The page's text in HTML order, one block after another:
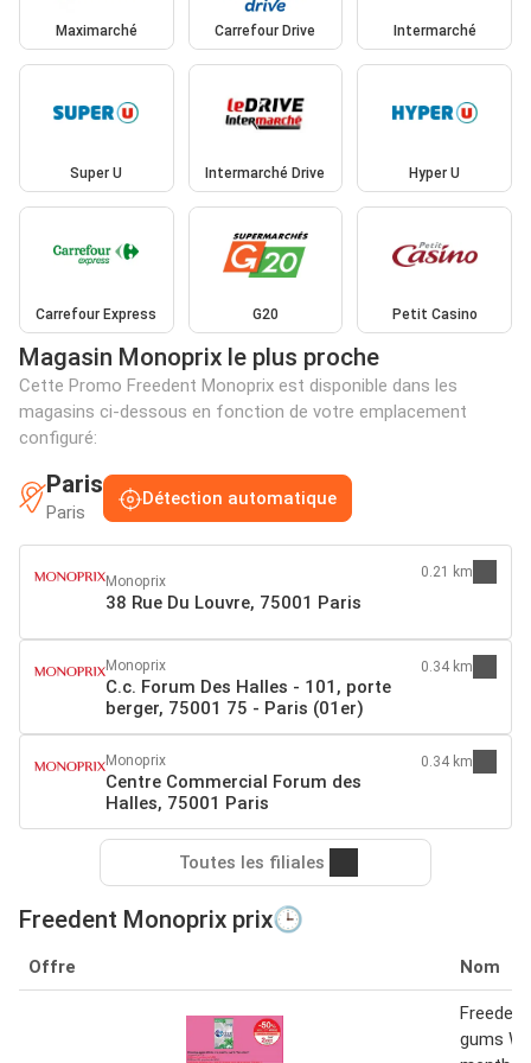
Maximarché Carrefour Drive Intermarché
Super U Intermarché Drive Hyper U
Carrefour Express G20 Petit Casino
Magasin Monoprix le plus proche
Cette Promo Freedent Monoprix est disponible dans les
magasins ci-dessous en fonction de votre emplacement
configuré:
Paris
Paris
Détection automatique
Monoprix
38 Rue Du Louvre, 75001 Paris
0.21 km
Monoprix
C.c. Forum Des Halles - 101, porte
berger, 75001 75 - Paris (01er)
0.34 km
Monoprix
Centre Commercial Forum des
Halles, 75001 Paris
0.34 km
Toutes les filiales
Freedent Monoprix prix🕒
Offre Nom
gums